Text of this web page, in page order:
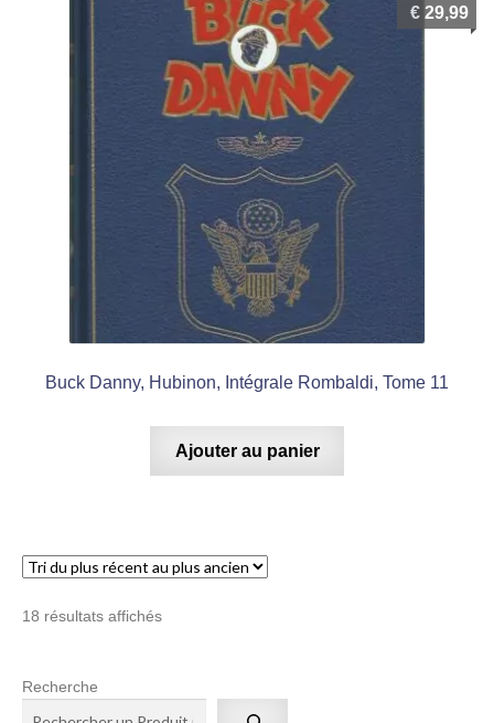
Buck Danny, Hubinon, Intégrale Rombaldi, Tome 11
€ 29,99
Ajouter au panier
18 résultats affichésTrié
au
Recherche